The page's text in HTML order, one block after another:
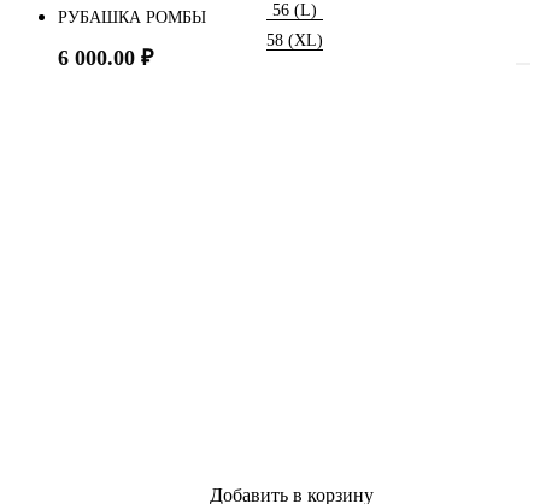
56 (L)
58 (XL)
РУБАШКА РОМБЫ
6 000.00 ₽
Добавить в корзину